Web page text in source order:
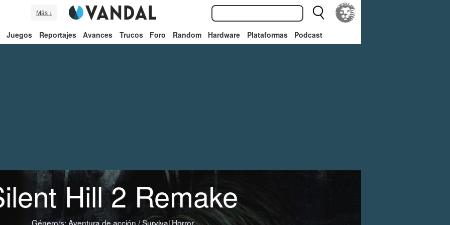
Más ↓
Juegos Reportajes Avances Trucos Foro Random Hardware Plataformas Podcast
Hill 2 Remake
Género/s:Aventura de acción /Survival Horror